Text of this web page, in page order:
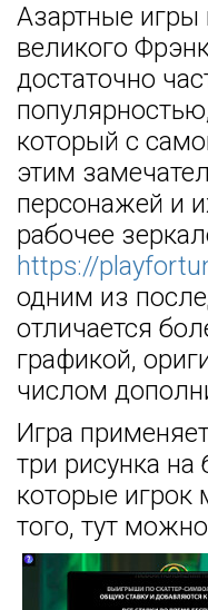
Азартные игры
великого
достаточно
который с
этим
персонажей и
рабочее
https://
одним из
отличается
графикой,
числом
Игра
три рисунка на
которые игрок
того, тут